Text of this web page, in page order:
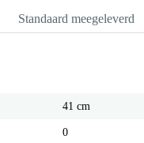
Standaard meegeleverd
41 cm
0